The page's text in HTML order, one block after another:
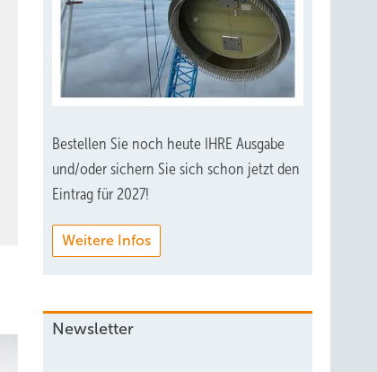
Bestellen Sie noch heute IHRE Ausgabe
und/oder sichern Sie sich schon jetzt den
Eintrag für 2027!
Weitere Infos
Newsletter